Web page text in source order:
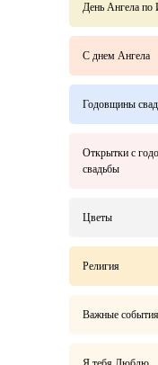
День Ангела
С днем Ангела
Годовщины
Открытки с
свадьбы
Цветы
Религия
Важные события